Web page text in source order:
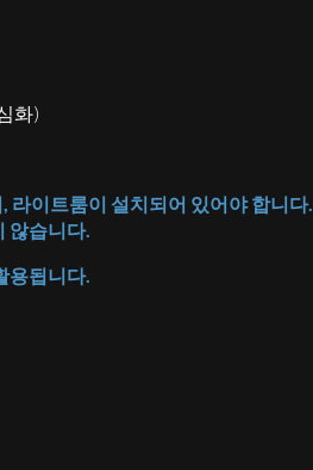
화)
라이트룸이 설치되어 있어야 합니다.
않습니다.
용됩니다.